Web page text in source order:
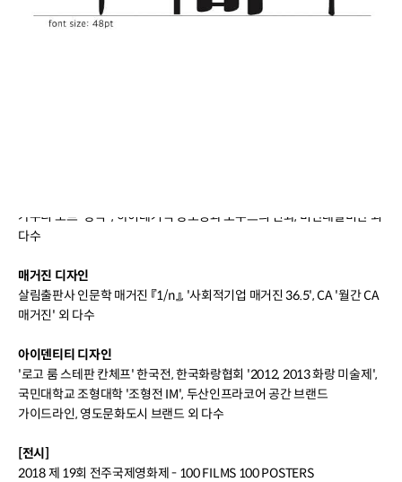
현) 대전대학교 커뮤니케이션 디자인학과 강사
전) 타이포그래피 야학 운영자 및 강사
가우디 노트 '장식’', 하이데거적 장소성과 도무스의 신화, 비판대탈비판 외
다수
매거진 디자인
살림출판사 인문학 매거진 『1/n』, '사회적기업 매거진 36.5', CA '월간 CA
매거진' 외 다수
아이덴티티 디자인
'로고 룸 스테판 칸체프' 한국전, 한국화랑협회 '2012, 2013 화랑 미술제',
국민대학교 조형대학 '조형전 IM', 두산인프라코어 공간 브랜드
가이드라인, 영도문화도시 브랜드 외 다수
[전시]
2018 제 19회 전주국제영화제 - 100 FILMS 100 POSTERS